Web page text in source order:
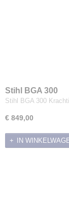
Stihl BGA 300
Stihl BGA 300
€ 849,00
IN